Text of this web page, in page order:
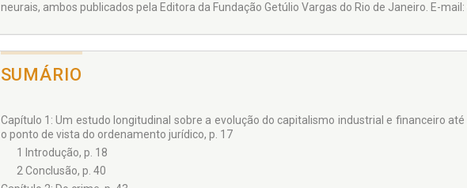
neurais, ambos publicados pela Editora da Fundação Getúlio Vargas do Rio de Janeiro. E-
SUMÁRIO
Capítulo 1: Um estudo longitudinal sobre a evolução do capitalismo industrial e financeiro
o ponto de vista do ordenamento jurídico, p. 17
1 Introdução, p. 18
2 Conclusão, p. 40